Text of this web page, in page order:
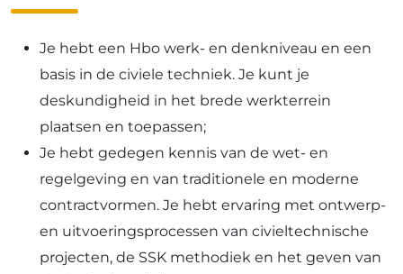
Je hebt een Hbo werk- en denkniveau en een
basis in de civiele techniek. Je kunt je
deskundigheid in het brede werkterrein
plaatsen en toepassen;
Je hebt gedegen kennis van de wet- en
regelgeving en van traditionele en moderne
contractvormen. Je hebt ervaring met ontwerp-
en uitvoeringsprocessen van civieltechnische
projecten, de SSK methodiek en het geven van